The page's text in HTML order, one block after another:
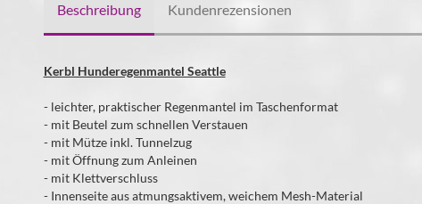
Beschreibung Kundenrezensionen
Kerbl Hunderegenmantel Seattle
- leichter, praktischer Regenmantel im Taschenformat
- mit Beutel zum schnellen Verstauen
- mit Mütze inkl. Tunnelzug
- mit Öffnung zum Anleinen
- mit Klettverschluss
- Innenseite aus atmungsaktivem, weichem Mesh-Material